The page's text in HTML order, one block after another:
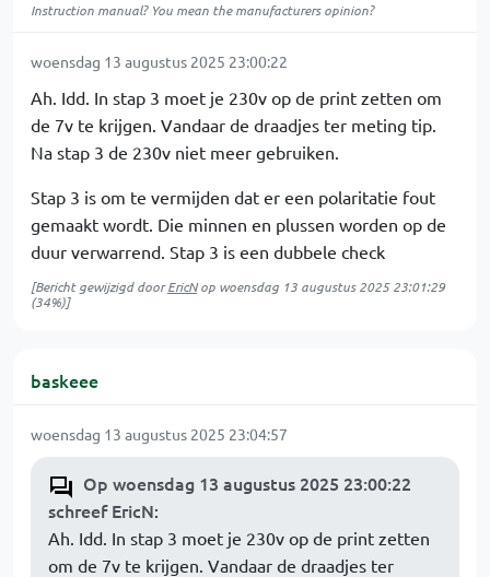
Instruction manual? You mean the manufacturers opinion?
woensdag 13 augustus 2025 23:00:22
Ah. Idd. In stap 3 moet je 230v op de print zetten om
de 7v te krijgen. Vandaar de draadjes ter meting tip.
Na stap 3 de 230v niet meer gebruiken.
Stap 3 is om te vermijden dat er een polaritatie fout
gemaakt wordt. Die minnen en plussen worden op de
duur verwarrend. Stap 3 is een dubbele check
[Bericht gewijzigd doorEricNop woensdag 13 augustus 2025 23:01:29
(34%)]
baskeee
woensdag 13 augustus 2025 23:04:57
Op woensdag 13 augustus 2025 23:00:22
schreef EricN:
Ah. Idd. In stap 3 moet je 230v op de print zetten
om de 7v te krijgen. Vandaar de draadjes ter